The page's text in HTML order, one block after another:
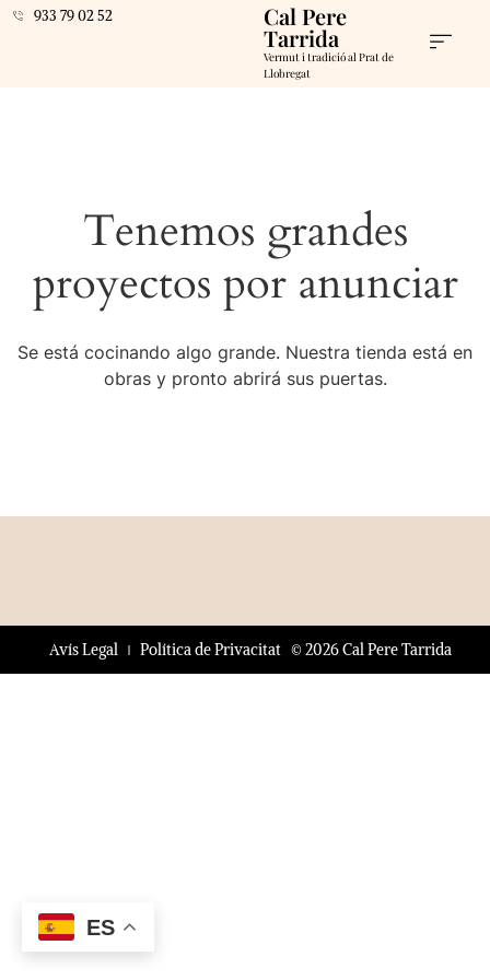
933 79 02 52 Cal Pere
Tarrida
Vermut i tradició al Prat de
Llobregat
Tenemos grandes
proyectos por anunciar
Se está cocinando algo grande. Nuestra tienda está en
obras y pronto abrirá sus puertas.
© 2026 Cal Pere Tarrida
Avís Legal Política de Privacitat
ES